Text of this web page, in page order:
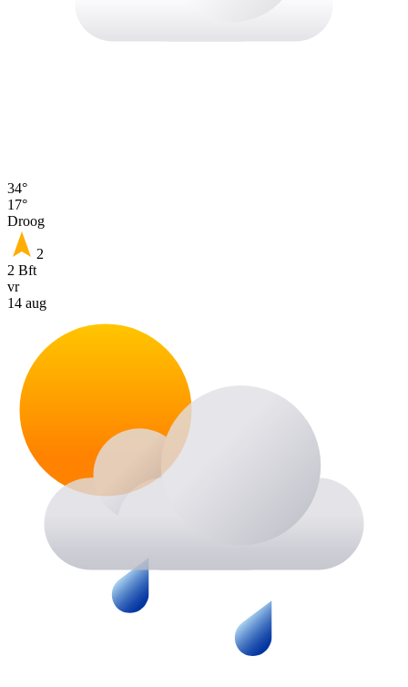
34°
17°
Droog
2
2 Bft
vr
14 aug